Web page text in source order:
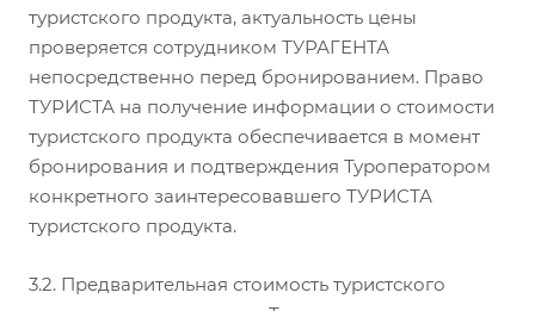
туристского продукта, актуальность цены
проверяется сотрудником ТУРАГЕНТА
непосредственно перед бронированием. Право
ТУРИСТА на получение информации о стоимости
туристского продукта обеспечивается в момент
бронирования и подтверждения Туроператором
конкретного заинтересовавшего ТУРИСТА
туристского продукта.
3.2. Предварительная стоимость туристского